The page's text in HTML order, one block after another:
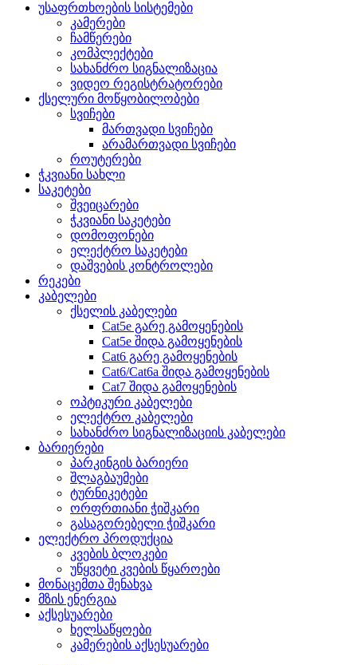
უსაფრთხოების სისტემები
კამერები
ჩამწერები
კომპლექტები
სახანძრო სიგნალიზაცია
ვიდეო რეგისტრატორები
ქსელური მოწყობილობები
სვიჩები
მართვადი სვიჩები
არამართვადი სვიჩები
როუტერები
ჭკვიანი სახლი
საკეტები
შვეიცარები
ჭკვიანი საკეტები
დომოფონები
ელექტრო საკეტები
დაშვების კონტროლები
რეკები
კაბელები
ქსელის კაბელები
Cat5e გარე გამოყენების
Cat5e შიდა გამოყენების
Cat6 გარე გამოყენების
Cat6/Cat6a შიდა გამოყენების
Cat7 შიდა გამოყენების
ოპტიკური კაბელები
ელექტრო კაბელები
სახანძრო სიგნალიზაციის კაბელები
ბარიერები
პარკინგის ბარიერი
შლაგბაუმები
ტურნიკეტები
ორფრთიანი ჭიშკარი
გასაგორებელი ჭიშკარი
ელექტრო პროდუქცია
კვების ბლოკები
უწყვეტი კვების წყაროები
მონაცემთა შენახვა
მზის ენერგია
აქსესუარები
ხელსაწყოები
კამერების აქსესუარები